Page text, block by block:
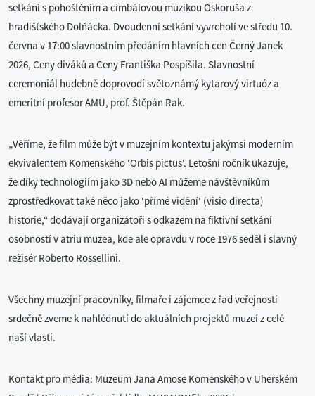
setkání s pohoštěním a cimbálovou muzikou Oskoruša z
hradišťského Dolňácka. Dvoudenní setkání vyvrcholí ve středu 10.
června v 17:00 slavnostním předáním hlavních cen Černý Janek
2026, Ceny diváků a Ceny Františka Pospíšila. Slavnostní
ceremoniál hudebně doprovodí světoznámý kytarový virtuóz a
emeritní profesor AMU, prof. Štěpán Rak.
„Věříme, že film může být v muzejním kontextu jakýmsi moderním
ekvivalentem Komenského 'Orbis pictus'. Letošní ročník ukazuje,
že díky technologiím jako 3D nebo AI můžeme návštěvníkům
zprostředkovat také něco jako 'přímé vidění' (visio directa)
historie,“ dodávají organizátoři s odkazem na fiktivní setkání
osobností v atriu muzea, kde ale opravdu v roce 1976 seděl i slavný
režisér Roberto Rossellini.
Všechny muzejní pracovníky, filmaře i zájemce z řad veřejnosti
srdečně zveme k nahlédnutí do aktuálních projektů muzeí z celé
naší vlasti.
Kontakt pro média: Muzeum Jana Amose Komenského v Uherském